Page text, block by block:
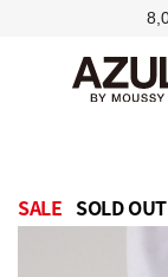
SALE SOLD OUT